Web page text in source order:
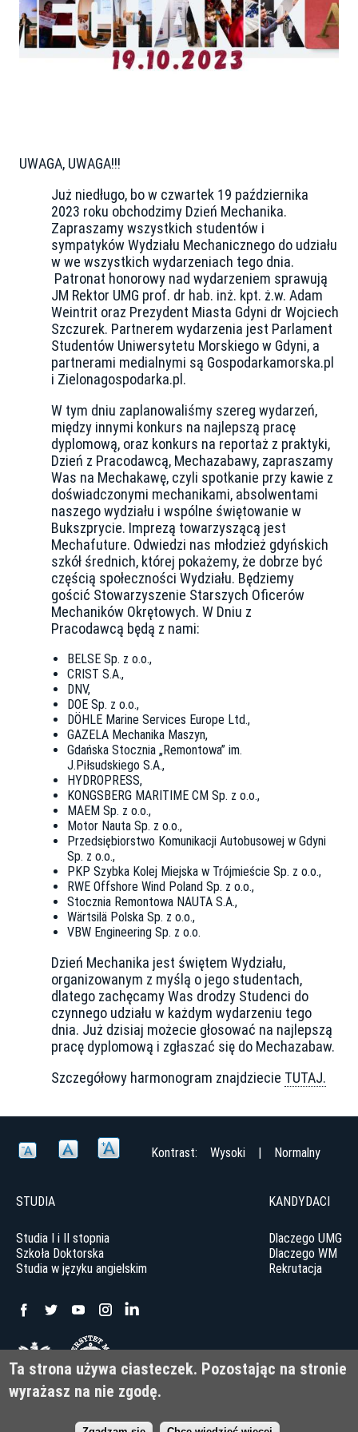
UWAGA, UWAGA!!!
Już niedługo, bo w czwartek 19 października
2023 roku obchodzimy Dzień Mechanika.
Zapraszamy wszystkich studentów i
sympatyków Wydziału Mechanicznego do udziału
w we wszystkich wydarzeniach tego dnia.
Patronat honorowy nad wydarzeniem sprawują
JM Rektor UMG prof. dr hab. inż. kpt. ż.w. Adam
Weintrit oraz Prezydent Miasta Gdyni dr Wojciech
Szczurek. Partnerem wydarzenia jest Parlament
Studentów Uniwersytetu Morskiego w Gdyni, a
partnerami medialnymi są Gospodarkamorska.pl
i Zielonagospodarka.pl.
W tym dniu zaplanowaliśmy szereg wydarzeń,
między innymi konkurs na najlepszą pracę
dyplomową, oraz konkurs na reportaż z praktyki,
Dzień z Pracodawcą, Mechazabawy, zapraszamy
Was na Mechakawę, czyli spotkanie przy kawie z
doświadczonymi mechanikami, absolwentami
naszego wydziału i wspólne świętowanie w
Bukszprycie. Imprezą towarzyszącą jest
Mechafuture. Odwiedzi nas młodzież gdyńskich
szkół średnich, której pokażemy, że dobrze być
częścią społeczności Wydziału. Będziemy
gościć Stowarzyszenie Starszych Oficerów
Mechaników Okrętowych. W Dniu z
Pracodawcą będą z nami:
BELSE Sp. z o.o.,
CRIST S.A.,
DNV,
DOE Sp. z o.o.,
DÖHLE Marine Services Europe Ltd.,
GAZELA Mechanika Maszyn,
Gdańska Stocznia „Remontowa” im.
J.Piłsudskiego S.A.,
HYDROPRESS,
KONGSBERG MARITIME CM Sp. z o.o.,
MAEM Sp. z o.o.,
Motor Nauta Sp. z o.o.,
Przedsiębiorstwo Komunikacji Autobusowej w Gdyni
Sp. z o.o.,
PKP Szybka Kolej Miejska w Trójmieście Sp. z o.o.,
RWE Offshore Wind Poland Sp. z o.o.,
Stocznia Remontowa NAUTA S.A.,
Wärtsilä Polska Sp. z o.o.,
VBW Engineering Sp. z o.o.
Dzień Mechanika jest świętem Wydziału,
organizowanym z myślą o jego studentach,
dlatego zachęcamy Was drodzy Studenci do
czynnego udziału w każdym wydarzeniu tego
dnia. Już dzisiaj możecie głosować na najlepszą
pracę dyplomową i zgłaszać się do Mechazabaw.
Szczegółowy harmonogram znajdziecie TUTAJ.
Kontrast: Wysoki | Normalny
STUDIA
Studia I i II stopnia
Szkoła Doktorska
Studia w języku angielskim
KANDYDACI
Dlaczego UMG
Dlaczego WM
Rekrutacja
ul. Morska 81-87, 81-225 Gdynia
© Uniwersytet Morski w Gdyni 2022 Deklaracja dostępności
Ta strona używa ciasteczek. Pozostając na stronie
wyrażasz na nie zgodę.